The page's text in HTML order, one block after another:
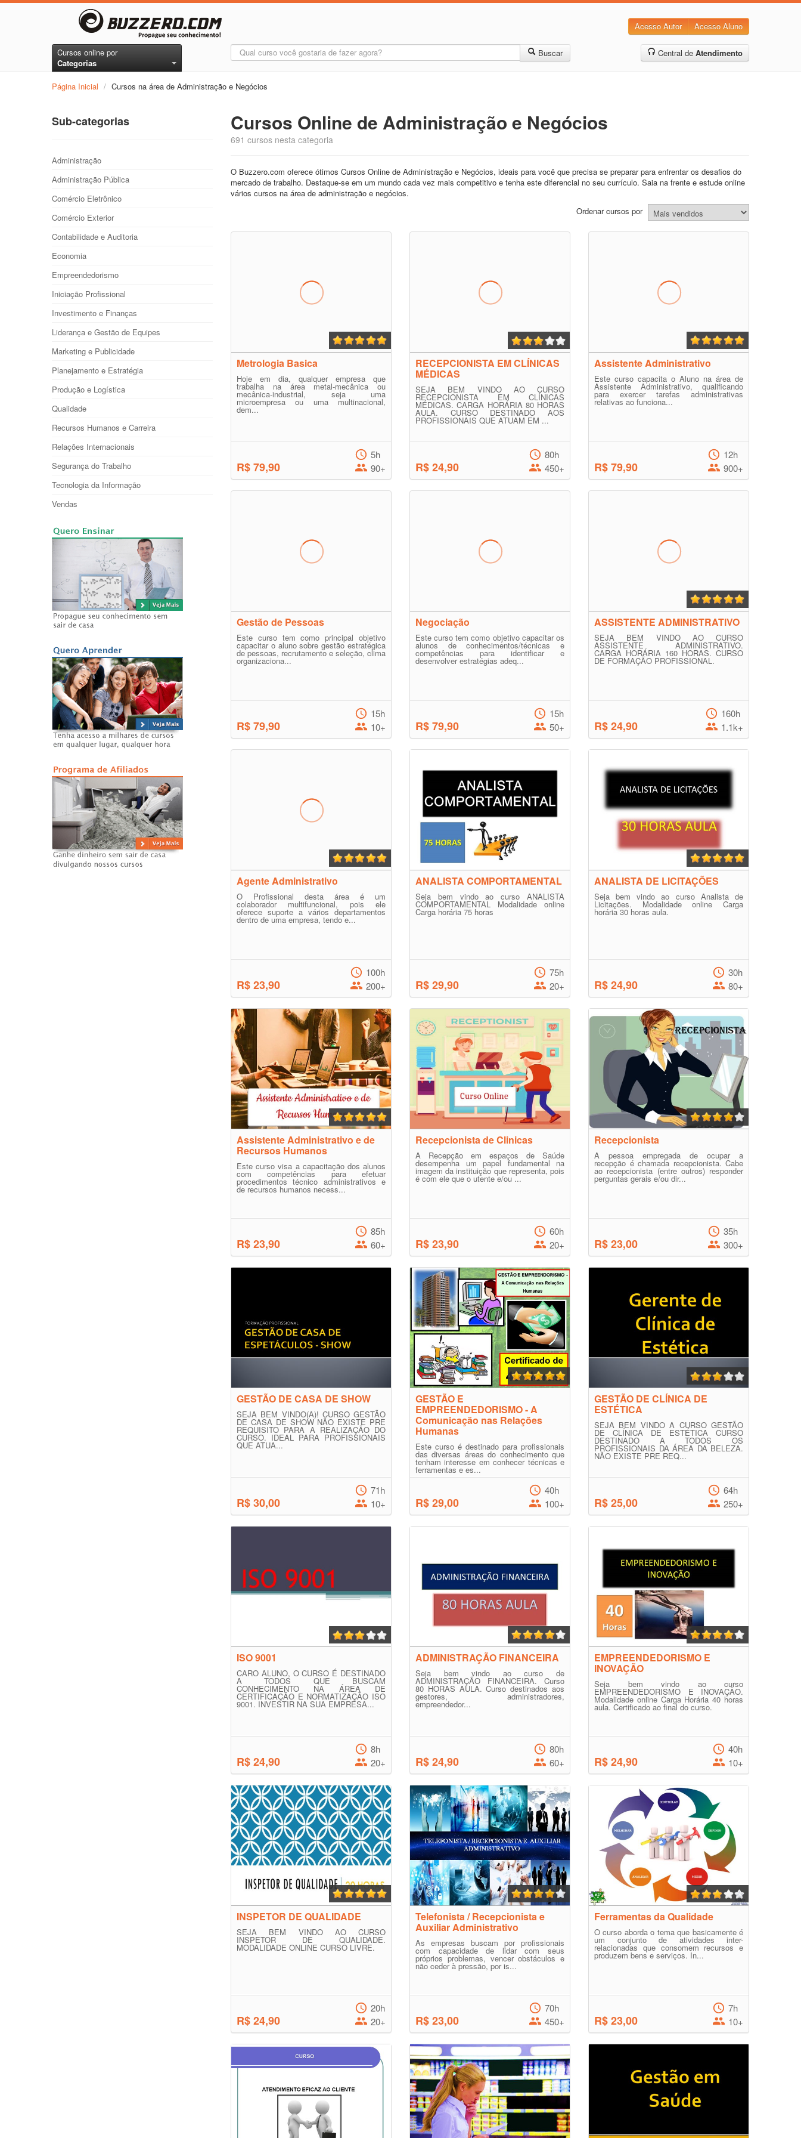
Acesso Autor Acesso Aluno
Cursos online por
Categorias
Buscar Central de Atendimento
Página Inicial / Cursos na área de Administração e Negócios
Sub-categorias
Administração
Administração Pública
Comércio Eletrônico
Comércio Exterior
Contabilidade e Auditoria
Economia
Empreendedorismo
Iniciação Profissional
Investimento e Finanças
Liderança e Gestão de Equipes
Marketing e Publicidade
Planejamento e Estratégia
Produção e Logística
Qualidade
Recursos Humanos e Carreira
Relações Internacionais
Segurança do Trabalho
Tecnologia da Informação
Vendas
Cursos Online de Administração e Negócios
691 cursos nesta categoria
O Buzzero.com oferece ótimos Cursos Online de Administração e Negócios, ideais para você que precisa se preparar para enfrentar os desafios do
mercado de trabalho. Destaque-se em um mundo cada vez mais competitivo e tenha este diferencial no seu currículo. Saia na frente e estude online
vários cursos na área de administração e negócios.
Ordenar cursos por
Metrologia Basica
Hoje em dia, qualquer empresa que
trabalha na área metal-mecânica ou
mecânica-industrial, seja uma
microempresa ou uma multinacional,
dem...
R$ 79,90
5h
90+
RECEPCIONISTA EM CLÍNICAS
MÉDICAS
SEJA BEM VINDO AO CURSO
RECEPCIONISTA EM CLÍNICAS
MÉDICAS. CARGA HORÁRIA 80 HORAS
AULA. CURSO DESTINADO AOS
PROFISSIONAIS QUE ATUAM EM ...
R$ 24,90
80h
450+
Assistente Administrativo
Este curso capacita o Aluno na área de
Assistente Administrativo, qualificando
para exercer tarefas administrativas
relativas ao funciona...
R$ 79,90
12h
900+
Gestão de Pessoas
Este curso tem como principal objetivo
capacitar o aluno sobre gestão estratégica
de pessoas, recrutamento e seleção, clima
organizaciona...
R$ 79,90
15h
10+
Negociação
Este curso tem como objetivo capacitar os
alunos de conhecimentos/técnicas e
competências para identificar e
desenvolver estratégias adeq...
R$ 79,90
15h
50+
ASSISTENTE ADMINISTRATIVO
SEJA BEM VINDO AO CURSO
ASSISTENTE ADMINISTRATIVO.
CARGA HORÁRIA 160 HORAS. CURSO
DE FORMAÇÃO PROFISSIONAL.
R$ 24,90
160h
1.1k+
Agente Administrativo
O Profissional desta área é um
colaborador multifuncional, pois ele
oferece suporte a vários departamentos
dentro de uma empresa, tendo e...
R$ 23,90
100h
200+
ANALISTA COMPORTAMENTAL
Seja bem vindo ao curso ANALISTA
COMPORTAMENTAL Modalidade online
Carga horária 75 horas
R$ 29,90
75h
20+
ANALISTA DE LICITAÇÕES
Seja bem vindo ao curso Analista de
Licitações. Modalidade online Carga
horária 30 horas aula.
R$ 24,90
30h
80+
Assistente Administrativo e de
Recursos Humanos
Este curso visa a capacitação dos alunos
com competências para efetuar
procedimentos técnico administrativos e
de recursos humanos necess...
R$ 23,90
85h
60+
Recepcionista de Clinicas
A Recepção em espaços de Saúde
desempenha um papel fundamental na
imagem da instituição que representa, pois
é com ele que o utente e/ou ...
R$ 23,90
60h
20+
Recepcionista
A pessoa empregada de ocupar a
recepção é chamada recepcionista. Cabe
ao recepcionista (entre outros) responder
perguntas gerais e/ou dir...
R$ 23,00
35h
300+
GESTÃO DE CASA DE SHOW
SEJA BEM VINDO(A)! CURSO GESTÃO
DE CASA DE SHOW NÃO EXISTE PRE
REQUISITO PARA A REALIZAÇÃO DO
CURSO. IDEAL PARA PROFISSIONAIS
QUE ATUA...
R$ 30,00
71h
10+
GESTÃO E
EMPREENDEDORISMO - A
Comunicação nas Relações
Humanas
Este curso é destinado para profissionais
das diversas áreas do conhecimento que
tenham interesse em conhecer técnicas e
ferramentas e es...
R$ 29,00
40h
100+
GESTÃO DE CLÍNICA DE
ESTÉTICA
SEJA BEM VINDO A CURSO GESTÃO
DE CLÍNICA DE ESTÉTICA CURSO
DESTINADO A TODOS OS
PROFISSIONAIS DA ÁREA DA BELEZA.
NÃO EXISTE PRE REQ...
R$ 25,00
64h
250+
ISO 9001
CARO ALUNO, O CURSO É DESTINADO
A TODOS QUE BUSCAM
CONHECIMENTO NA ÁREA DE
CERTIFICAÇÃO E NORMATIZAÇÃO ISO
9001. INVESTIR NA SUA EMPRESA...
R$ 24,90
8h
20+
ADMINISTRAÇÃO FINANCEIRA
Seja bem vindo ao curso de
ADMINISTRAÇÃO FINANCEIRA. Curso
80 HORAS AULA. Curso destinados aos
gestores, administradores,
empreendedor...
R$ 24,90
80h
60+
EMPREENDEDORISMO E
INOVAÇÃO
Seja bem vindo ao curso
EMPREENDEDORISMO E INOVAÇÃO.
Modalidade online Carga Horária 40 horas
aula. Certificado ao final do curso.
R$ 24,90
40h
10+
INSPETOR DE QUALIDADE
SEJA BEM VINDO AO CURSO
INSPETOR DE QUALIDADE.
MODALIDADE ONLINE CURSO LIVRE.
R$ 24,90
20h
20+
Telefonista / Recepcionista e
Auxiliar Administrativo
As empresas buscam por profissionais
com capacidade de lidar com seus
próprios problemas, vencer obstáculos e
não ceder à pressão, por is...
R$ 23,00
70h
450+
Ferramentas da Qualidade
O curso aborda o tema que basicamente é
um conjunto de atividades inter-
relacionadas que consomem recursos e
produzem bens e serviços. In...
R$ 23,00
7h
10+